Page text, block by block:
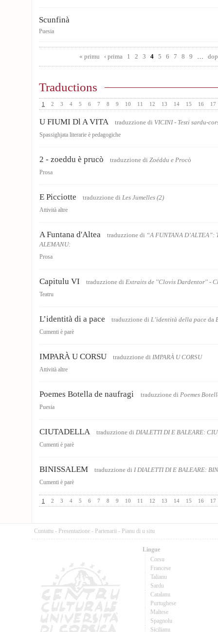
Scunfinà
Puesia
« primu
‹ prima 1 2 3 4 5 6 7 8 9 …
Traductions
1 2 3 4 5 6 7 8 9 10 11 12 13 14 15 16 17
U FIUMI Dl A VITA traduzzione di VICINI - Testi sardu-
Spassighjata literarie è pedagogiche
2 - zoeddu è prucò traduzzione di Zoéddu e Procò
Prosa
E Picciotte traduzzione di Les Jumelles (2)
Attività altre
A Funtana d'Altea traduzzione di “A FUNTANA D’ALTEA”:
ALEMANU:
Prosa
Capitulu VI traduzzione di Extraits de ''Clovis Dardentor'' -
Teatru
L’identità di a pace traduzzione di L’identità della pace da
Cumenti è parè
IMPARÀ U CORSU traduzzione di IMPARÀ U CORSU
Attività altre
Poemes Botella de naufragi traduzzione di Poemes
Puesia
CIUTADELLA traduzzione di DIALETTI DI E BALEARE:
Cumenti è parè
BINISSALEM traduzzione di I DIALETTI DI E BALEARE:
Cumenti è parè
1 2 3 4 5 6 7 8 9 10 11 12 13 14 15 16 17
Cuntattu - Presentazione - Partenarii - Pianu di u situ
Lingue
Corsu
Francese
Talianu
Sardu
Catalanu
Purtughese
Maltese
Spagnolu
Sicilianu